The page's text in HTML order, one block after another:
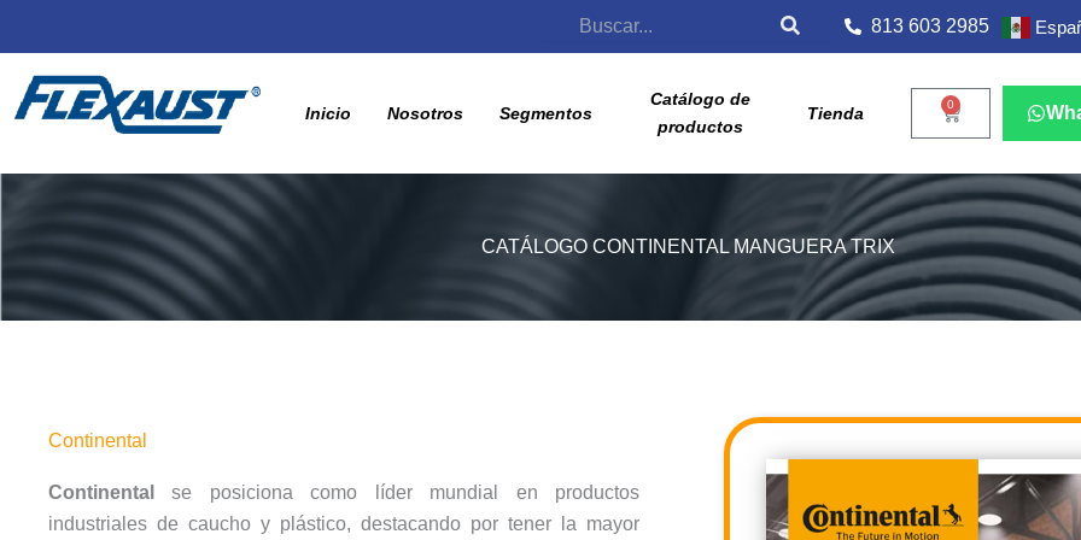
Search 813 603 2985
Inicio Nosotros Segmentos
Catálogo de
productos
Tienda 0
Cart
CATÁLOGO CONTINENTAL MANGUERA TRIX
Continental
Continental
se posiciona como líder mundial en productos
industriales de caucho y plástico, destacando por tener la mayor